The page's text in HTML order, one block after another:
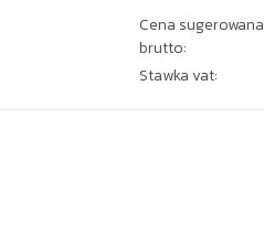
Cena sugerowana
brutto:
Stawka vat: